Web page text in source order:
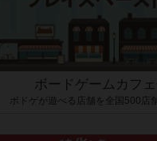
ボードゲームカフ
ボドゲが遊べる店舗を全国500店